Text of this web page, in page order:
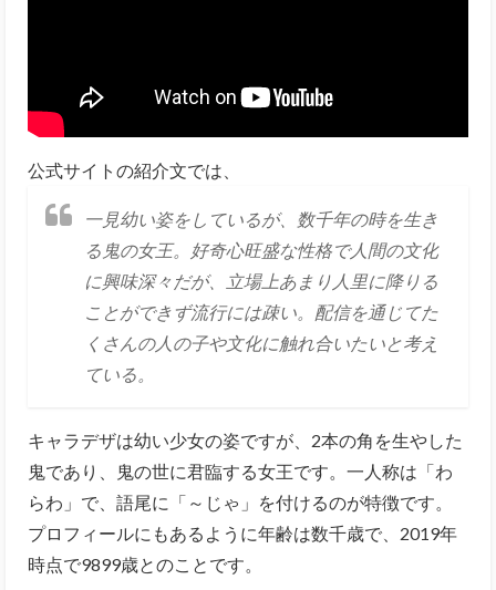
公式サイトの紹介文では、
一見幼い姿をしているが、数千年の時を生き
る鬼の女王。好奇心旺盛な性格で人間の文化
に興味深々だが、立場上あまり人里に降りる
ことができず流行には疎い。配信を通じてた
くさんの人の子や文化に触れ合いたいと考え
ている。
キャラデザは幼い少女の姿ですが、2本の角を生やした
鬼であり、鬼の世に君臨する女王です。一人称は「わ
らわ」で、語尾に「～じゃ」を付けるのが特徴です。
プロフィールにもあるように年齢は数千歳で、2019年
時点で9899歳とのことです。